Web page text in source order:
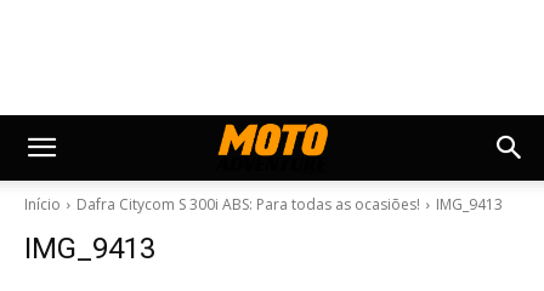
Início Dafra Citycom S 300i ABS: Para todas as ocasiões! IMG_9413
IMG_9413